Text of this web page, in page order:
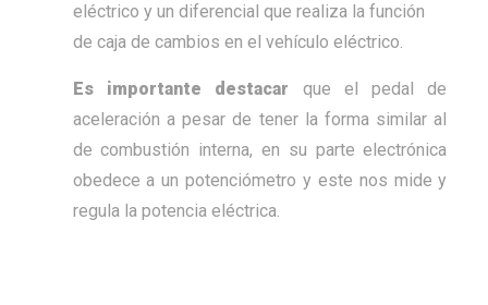
eléctrico y un diferencial que realiza la función
de caja de cambios en el vehículo eléctrico.
Es importante destacar que el pedal de
aceleración a pesar de tener la forma similar al
de combustión interna, en su parte electrónica
obedece a un potenciómetro y este nos mide y
regula la potencia eléctrica.